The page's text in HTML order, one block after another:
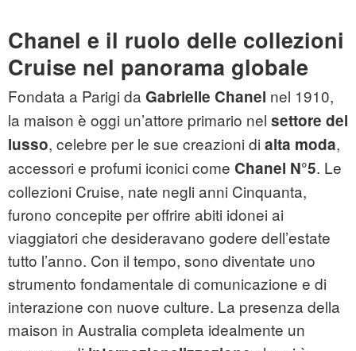
Chanel e il ruolo delle collezioni
Cruise nel panorama globale
Fondata a Parigi da Gabrielle Chanel nel 1910,
la maison è oggi un’attore primario nel settore del
lusso, celebre per le sue creazioni di alta moda,
accessori e profumi iconici come Chanel N°5. Le
collezioni Cruise, nate negli anni Cinquanta,
furono concepite per offrire abiti idonei ai
viaggiatori che desideravano godere dell’estate
tutto l’anno. Con il tempo, sono diventate uno
strumento fondamentale di comunicazione e di
interazione con nuove culture. La presenza della
maison in Australia completa idealmente un